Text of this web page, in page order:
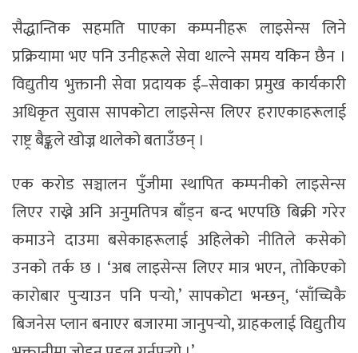
सैद्धान्तिक सहमति पाएका कम्पनीहरू लाइसेन्स लिने
प्रक्रियामा भए पनि उनीहरूले सेवा थाल्ने समय यकिन छैन ।
विद्युतीय भुक्तानी सेवा प्रदायक ई–सेवाका प्रमुख कार्यकारी
अधिकृत सुवास सापकोटा लाइसेन्स लिएर हराएकाहरूलाई
राष्ट्र बैङ्कले खोज्न थालेको बताउँछन् ।
एक करोड सञ्चालन पुँजीमा स्थापित कम्पनीको लाइसेन्स
लिएर राख्ने अनि अनुमतिपत्र बाँड्न बन्द भएपछि बिक्री गरेर
कमाउने दाउमा बसेकाहरूलाई अहिलेको नीतिले कसेको
उनको तर्क छ । ‘अब लाइसेन्स लिएर मात्र भएन, तोकिएको
कारोबार पुर्‍याउन पनि पर्‍यो,’ सापकोटा भन्छन्, ‘साँच्चिकै
बिजनेस प्लान बनाएर बजारमा जानुपर्‍यो, ग्राहकलाई विद्युतीय